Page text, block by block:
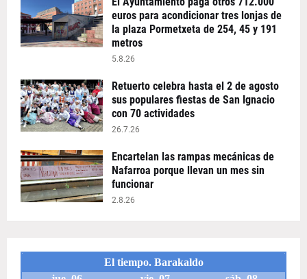
euros para acondicionar tres lonjas de
la plaza Pormetxeta de 254, 45 y 191
metros
5.8.26
Retuerto celebra hasta el 2 de agosto
sus populares fiestas de San Ignacio
con 70 actividades
26.7.26
Encartelan las rampas mecánicas de
Nafarroa porque llevan un mes sin
funcionar
2.8.26